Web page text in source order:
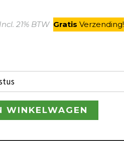
Huidige
prijs
Incl. 21% BTW Gratis Verzending!
WINKELWAGEN